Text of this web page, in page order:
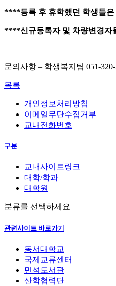
****등록 후 휴학했던 학생들
****신규등록자 및 차량변경자
문의사항 – 학생복지팀 051-
목록
개인정보처리방침
이메일무단수집거부
교내전화번호
구분
교내사이트링크
대학/학과
대학원
분류를 선택하세요
관련사이트 바로가기
동서대학교
국제교류센터
민석도서관
산학협력단